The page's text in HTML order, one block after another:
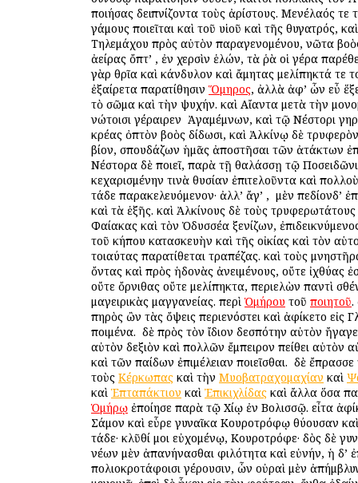
ποιήσας δειπνίζοντα τοὺς ἀρίστους. Μενέλαός τε
γάμους ποιεῖται καὶ τοῦ υἱοῦ καὶ τῆς θυγατρός,
Τηλεμάχου πρὸς αὐτὸν παραγενομένου, νῶτα
ἀείρας ὄπτ’ , ἐν χερσὶν ἑλών, τὰ ῥὰ οἱ γέρα
γὰρ θρῖα καὶ κάνδυλον καὶ ἄμητας μελίπηκτά τε
ἐξαίρετα παρατίθησιν Ὅμηρος, ἀλλὰ ἀφ’ ὧν εὖ
τὸ σῶμα καὶ τὴν ψυχήν. καὶ Αἴαντα μετὰ τὴν
νώτοισι γέραιρεν ὁ Ἀγαμέμνων, καὶ τῷ Νέστορι
κρέας ὀπτὸν βοὸς δίδωσι, καὶ Ἀλκίνῳ δὲ
βίον, σπουδάζων ἡμᾶς ἀποστῆσαι τῶν ἀτάκτων
Νέστορα δὲ ποιεῖ, παρὰ τῇ θαλάσσῃ τῷ Ποσειδῶνι
κεχαρισμένην τινὰ θυσίαν ἐπιτελοῦντα καὶ
τάδε παρακελευόμενον· ἀλλ’ ἄγ’ , ὁ μὲν πεδίονδ’
καὶ τὰ ἑξῆς. καὶ Ἀλκίνους δὲ τοὺς
Φαίακας καὶ τὸν Ὀδυσσέα ξενίζων,
τοῦ κήπου κατασκευὴν καὶ τῆς οἰκίας καὶ τὸν
τοιαύτας παρατίθεται τραπέζας. καὶ τοὺς
ὄντας καὶ πρὸς ἡδονὰς ἀνειμένους, οὔτε ἰχθύας
οὔτε ὄρνιθας οὔτε μελίπηκτα, περιελὼν παντὶ
μαγειρικὰς μαγγανείας. περὶ Ὁμήρου τοῦ ποιητοῦ.
πηρὸς ὢν τὰς ὄψεις περιενόστει καὶ ἀφίκετο εἰς
ποιμένα. ὁ δὲ πρὸς τὸν ἴδιον δεσπότην αὐτὸν
αὐτὸν δεξιὸν καὶ πολλῶν ἔμπειρον πείθει αὐτὸν
καὶ τῶν παίδων ἐπιμέλειαν ποιεῖσθαι. ὁ δὲ
τοὺς Κέρκωπας καὶ τὴν Μυοβατραχομαχίαν καὶ
καὶ Ἑπταπάκτιον καὶ Ἐπικιχλίδας καὶ ἄλλα ὅσα
Ὁμήρῳ ἐποίησε παρὰ τῷ Χίῳ ἐν Βολισσῷ. εἶτα
Σάμον καὶ εὗρε γυναῖκα Κουροτρόφῳ θύουσαν
τάδε· κλῦθί μοι εὐχομένῳ, Κουροτρόφε· δὸς δὲ
νέων μὲν ἀπανήνασθαι φιλότητα καὶ εὐνήν, ἡ δ’
πολιοκροτάφοισι γέρουσιν, ὧν οὐραὶ μὲν